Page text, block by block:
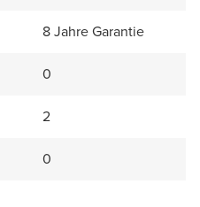
8 Jahre Garantie
0
2
0